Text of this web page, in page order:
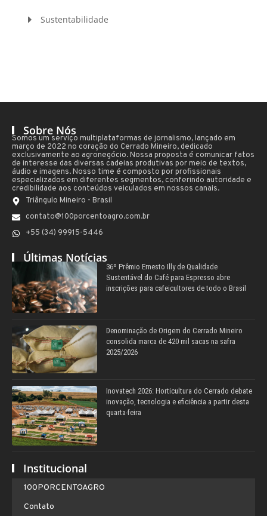
Sustentabilidade
Sobre Nós
Somos um serviço multiplataformas de jornalismo, lançado em
março de 2022 no coração do Cerrado Mineiro, dedicado
exclusivamente ao agronegócio. Nossa proposta é comunicar fatos
de interesse das diversas cadeias produtivas por meio de textos,
áudio e imagens. Nosso time é composto por profissionais
especializados em diferentes segmentos, conferindo autoridade e
credibilidade aos conteúdos veiculados em nossos canais.
Triângulo Mineiro - Brasil
contato@100porcentoagro.com.br
+55 (34) 99915-5446
Últimas Notícias
36º Prêmio Ernesto Illy de Qualidade
Sustentável do Café para Espresso abre
inscrições para cafeicultores de todo o Brasil
Denominação de Origem do Cerrado Mineiro
consolida marca de 420 mil sacas na safra
2025/2026
Inovatech 2026: Horticultura do Cerrado debate
inovação, tecnologia e eficiência a partir desta
quarta-feira
Institucional
100PORCENTOAGRO
Contato